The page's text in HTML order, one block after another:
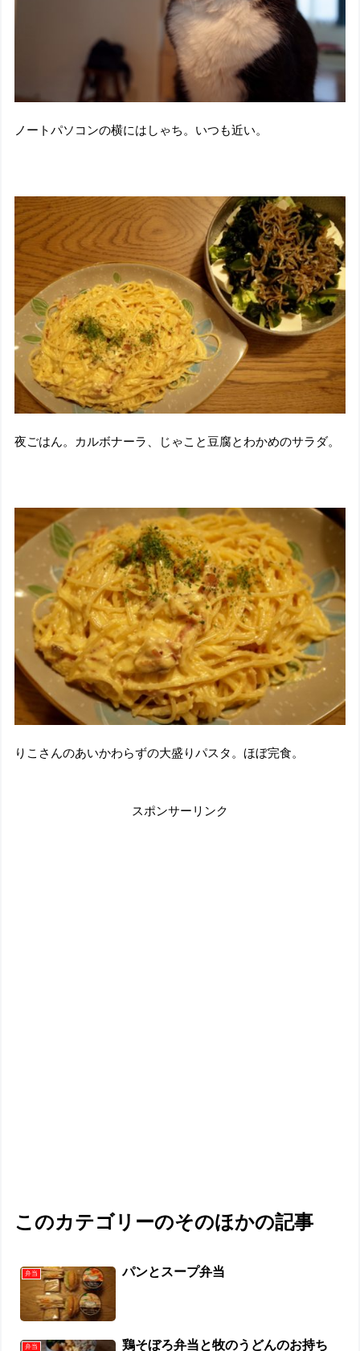
ノートパソコンの横にはしゃち。いつも近い。
夜ごはん。カルボナーラ、じゃこと豆腐とわかめのサラダ。
りこさんのあいかわらずの大盛りパスタ。ほぼ完食。
スポンサーリンク
このカテゴリーのそのほかの記事
弁当 パンとスープ弁当
弁当
鶏そぼろ弁当と牧のうどんのお持ち